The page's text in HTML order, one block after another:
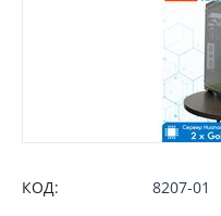
КОД: 8207-01